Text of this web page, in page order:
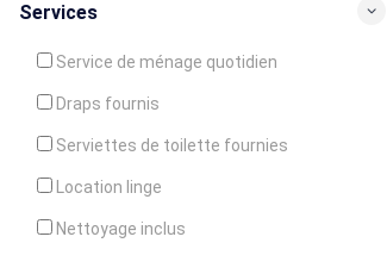
Services
Service de ménage quotidien
Draps fournis
Serviettes de toilette fournies
Location linge
Nettoyage inclus